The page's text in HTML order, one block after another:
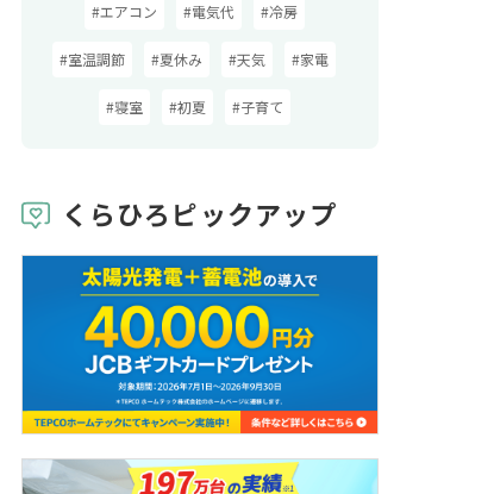
#エアコン #電気代 #冷房
#室温調節 #夏休み #天気 #家電
#寝室 #初夏 #子育て
くらひろピックアップ